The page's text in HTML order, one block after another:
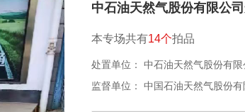
中石油天然气股份有限公
本专场共有14个拍品
处置单位： 中石油天然气股份有
监督单位： 中国石油天然气股份有